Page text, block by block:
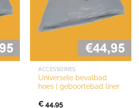
ACCESSORIES
Universele bevalbad
hoes | geboortebad liner
€44,95